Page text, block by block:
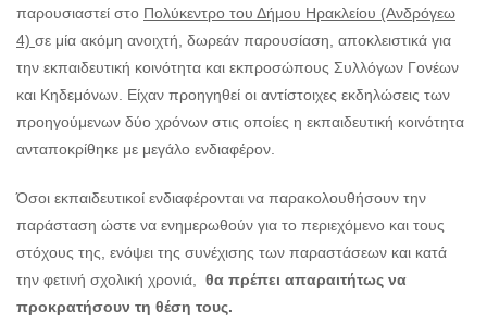
παρουσιαστεί στο Πολύκεντρο του Δήμου Ηρακλείου (Ανδρόγεω
4) σε μία ακόμη ανοιχτή, δωρεάν παρουσίαση, αποκλειστικά για
την εκπαιδευτική κοινότητα και εκπροσώπους Συλλόγων Γονέων
και Κηδεμόνων. Είχαν προηγηθεί οι αντίστοιχες εκδηλώσεις των
προηγούμενων δύο χρόνων στις οποίες η εκπαιδευτική κοινότητα
ανταποκρίθηκε με μεγάλο ενδιαφέρον.
Όσοι εκπαιδευτικοί ενδιαφέρονται να παρακολουθήσουν την
παράσταση ώστε να ενημερωθούν για το περιεχόμενο και τους
στόχους της, ενόψει της συνέχισης των παραστάσεων και κατά
την φετινή σχολική χρονιά,
θα πρέπει απαραιτήτως να
προκρατήσουν τη θέση τους.